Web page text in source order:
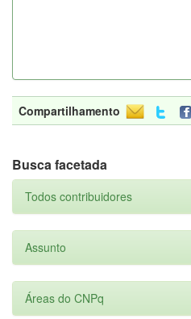
Compartilhamento
Busca facetada
Todos contribuidores
Assunto
Áreas do CNPq